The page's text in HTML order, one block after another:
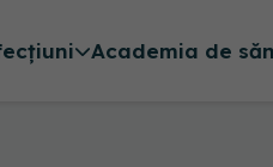
Academia de